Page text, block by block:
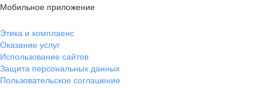
Мобильное приложение
Этика и комплаенс
Оказание услуг
Использование сайтов
Защита персональных данных
Пользовательское соглашение